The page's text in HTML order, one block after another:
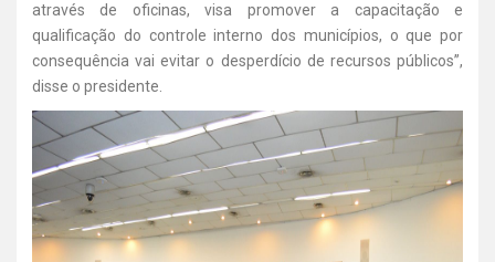
através de oficinas, visa promover a capacitação e
qualificação do controle interno dos municípios, o que por
consequência vai evitar o desperdício de recursos públicos”,
disse o presidente.